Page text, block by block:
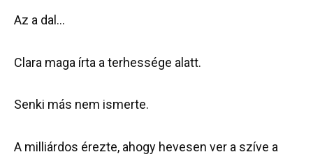
Az a dal…
Clara maga írta a terhessége alatt.
Senki más nem ismerte.
A milliárdos érezte, ahogy hevesen ver a szíve a